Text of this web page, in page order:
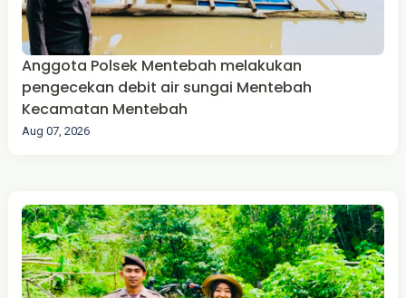
Anggota Polsek Mentebah melakukan
pengecekan debit air sungai Mentebah
Kecamatan Mentebah
Aug 07, 2026